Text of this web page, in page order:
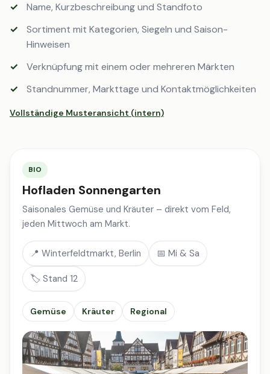
Name, Kurzbeschreibung und Standfoto
Sortiment mit Kategorien, Siegeln und Saison-
Hinweisen
Verknüpfung mit einem oder mehreren Märkten
Standnummer, Markttage und Kontaktmöglichkeiten
Vollständige Musteransicht (intern)
BIO
Hofladen Sonnengarten
Saisonales Gemüse und Kräuter – direkt vom Feld,
jeden Mittwoch am Markt.
📍 Winterfeldtmarkt, Berlin 📅 Mi & Sa
🏷️ Stand 12
Gemüse Kräuter Regional